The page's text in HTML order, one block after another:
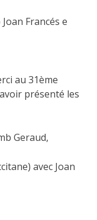
Francés e
au 31ème
présenté les
Geraud,
avec Joan